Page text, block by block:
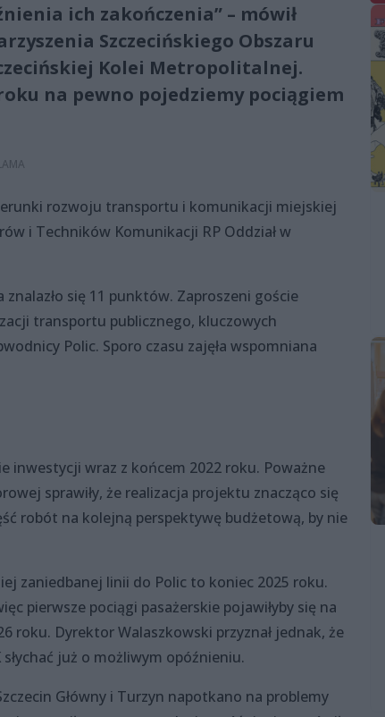
ich zakończenia” – mówił
Szczecińskiego Obszaru
Kolei Metropolitalnej.
na pewno pojedziemy pociągiem
rozwoju transportu i komunikacji miejskiej
i Techników Komunikacji RP Oddział w
się 11 punktów. Zaproszeni goście
transportu publicznego, kluczowych
Polic. Sporo czasu zajęła wspomniana
inwestycji wraz z końcem 2022 roku. Poważne
sprawiły, że realizacja projektu znacząco się
robót na kolejną perspektywę budżetową, by nie
zaniedbanej linii do Polic to koniec 2025 roku.
pierwsze pociągi pasażerskie pojawiłyby się na
roku. Dyrektor Walaszkowski przyznał jednak, że
już o możliwym opóźnieniu.
Główny i Turzyn napotkano na problemy